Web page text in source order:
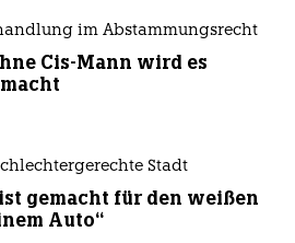
im Abstammungsrecht
Cis-Mann wird es
Stadt
gemacht für den weißen
Auto“